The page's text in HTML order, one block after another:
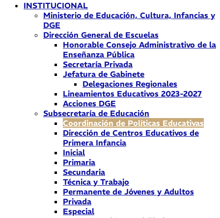
INSTITUCIONAL
Ministerio de Educación, Cultura, Infancias y
DGE
Dirección General de Escuelas
Honorable Consejo Administrativo de la
Enseñanza Pública
Secretaría Privada
Jefatura de Gabinete
Delegaciones Regionales
Lineamientos Educativos 2023-2027
Acciones DGE
Subsecretaría de Educación
Coordinación de Políticas Educativas
Dirección de Centros Educativos de
Primera Infancia
Inicial
Primaria
Secundaria
Técnica y Trabajo
Permanente de Jóvenes y Adultos
Privada
Especial